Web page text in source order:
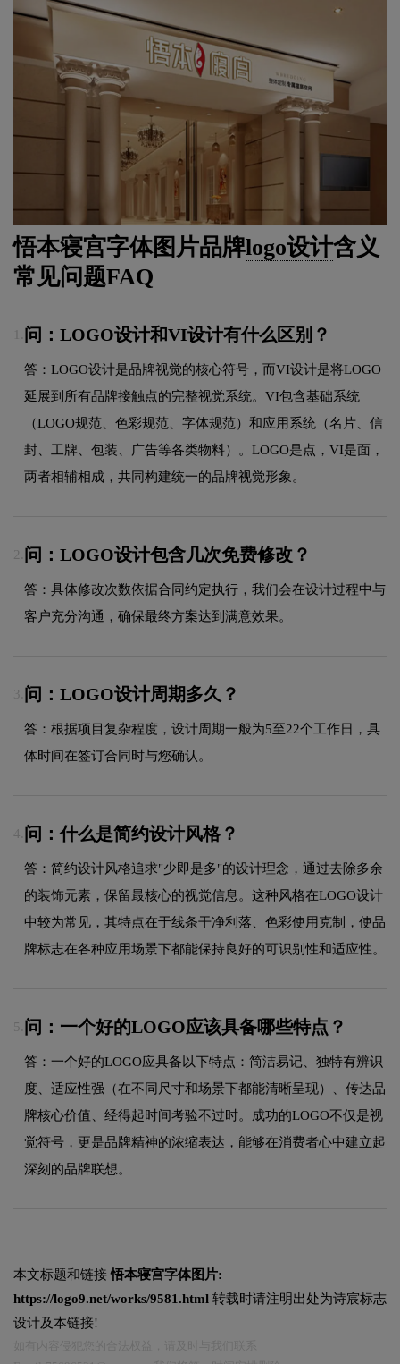
悟本寝宫字体图片品牌logo设计含义
常见问题FAQ
问：LOGO设计和VI设计有什么区别？
答：LOGO设计是品牌视觉的核心符号，而VI设计是将LOGO
延展到所有品牌接触点的完整视觉系统。VI包含基础系统
（LOGO规范、色彩规范、字体规范）和应用系统（名片、信
封、工牌、包装、广告等各类物料）。LOGO是点，VI是面，
两者相辅相成，共同构建统一的品牌视觉形象。
2. 问：LOGO设计包含几次免费修改？
答：具体修改次数依据合同约定执行，我们会在设计过程中与
客户充分沟通，确保最终方案达到满意效果。
3. 问：LOGO设计周期多久？
答：根据项目复杂程度，设计周期一般为5至22个工作日，具
体时间在签订合同时与您确认。
4. 问：什么是简约设计风格？
答：简约设计风格追求"少即是多"的设计理念，通过去除多余
的装饰元素，保留最核心的视觉信息。这种风格在LOGO设计
中较为常见，其特点在于线条干净利落、色彩使用克制，使品
牌标志在各种应用场景下都能保持良好的可识别性和适应性。
5. 问：一个好的LOGO应该具备哪些特点？
答：一个好的LOGO应具备以下特点：简洁易记、独特有辨识
度、适应性强（在不同尺寸和场景下都能清晰呈现）、传达品
牌核心价值、经得起时间考验不过时。成功的LOGO不仅是视
觉符号，更是品牌精神的浓缩表达，能够在消费者心中建立起
深刻的品牌联想。
本文标题和链接悟本寝宫字体图片:
https://logo9.net/works/9581.html 转载时请注明出处为诗宸标志
设计及本链接!